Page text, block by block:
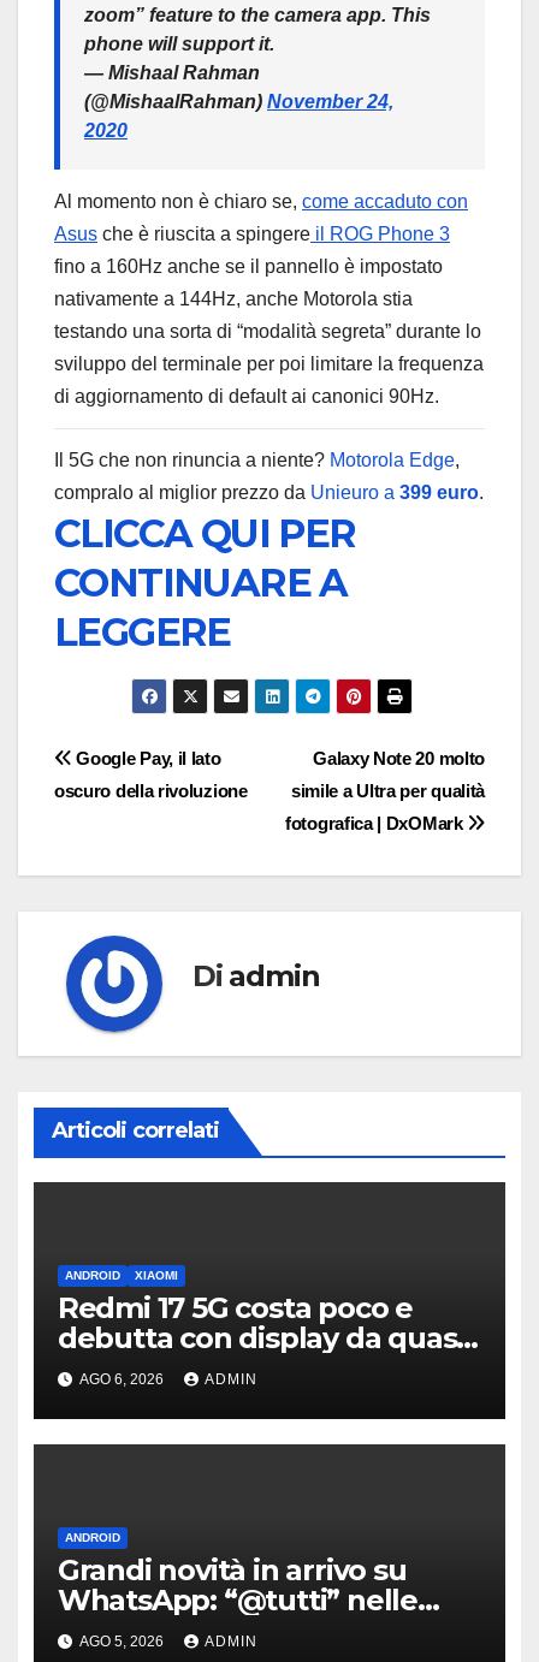
zoom” feature to the camera app. This
phone will support it.
— Mishaal Rahman
(@MishaalRahman) November 24,
2020
Al momento non è chiaro se, come accaduto con
Asus che è riuscita a spingere il ROG Phone 3
fino a 160Hz anche se il pannello è impostato
nativamente a 144Hz, anche Motorola stia
testando una sorta di “modalità segreta” durante lo
sviluppo del terminale per poi limitare la frequenza
di aggiornamento di default ai canonici 90Hz.
Il 5G che non rinuncia a niente? Motorola Edge,
compralo al miglior prezzo da Unieuro a 399 euro.
CLICCA QUI PER
CONTINUARE A
LEGGERE
Navigazione
Galaxy Note 20 molto
simile a Ultra per qualità
fotografica | DxOMark
Google Pay, il lato
oscuro della rivoluzione
Di admin
Articoli correlati
ANDROID XIAOMI
Redmi 17 5G costa poco e
debutta con display da quasi
7 pollici e batteria enorme
AGO 6, 2026 ADMIN
ANDROID
Grandi novità in arrivo su
WhatsApp: “@tutti” nelle
chat di gruppo e non solo
AGO 5, 2026 ADMIN